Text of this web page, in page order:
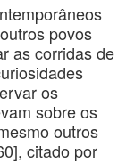
povos
as corridas de
os
sobre os
outros
citado por